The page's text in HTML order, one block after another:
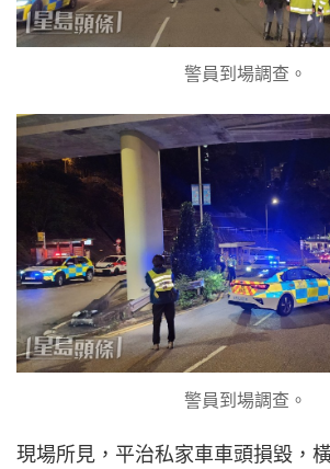
警員到場調查。
警員到場調查。
現場所見，平治私家車車頭損毀，